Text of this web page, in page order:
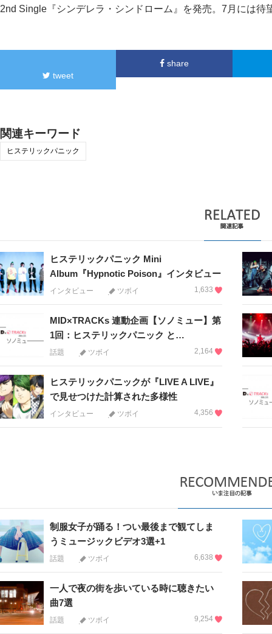
2nd Single『シンデレラ・シンドローム』を発売。7月には待
tweet
share
関連キーワード
ヒステリックパニック
ヒステリックパニック Mini
Album『Hypnotic Poison』インタビュー
インタビュー ツボイ 1,633
MID×TRACKs 連動企画【ソノミュー】第
1回：ヒステリックパニック と…
話題 ツボイ 2,164
ヒステリックパニックが『LIVE A LIVE』
で見せつけた計算された多様性
インタビュー ツボイ 4,356
制服女子が踊る！つい最後まで観てしま
うミュージックビデオ3選+1
話題 ツボイ 6,638
一人で夜の街を歩いている時に聴きたい
曲7選
話題 ツボイ 9,254